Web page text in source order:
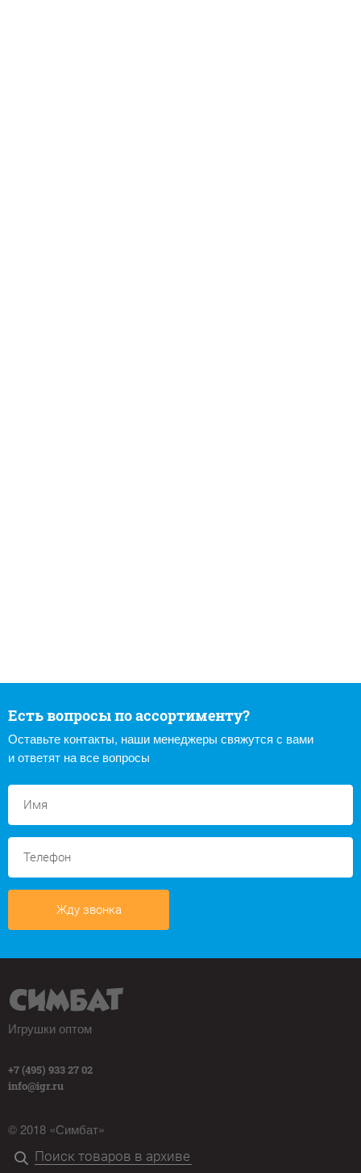
Есть вопросы по ассортименту?
Оставьте контакты, наши менеджеры свяжутся с вами
и ответят на все вопросы
Жду звонка
Игрушки оптом
+7 (495) 933 27 02
info@igr.ru
© 2018 «Симбат»